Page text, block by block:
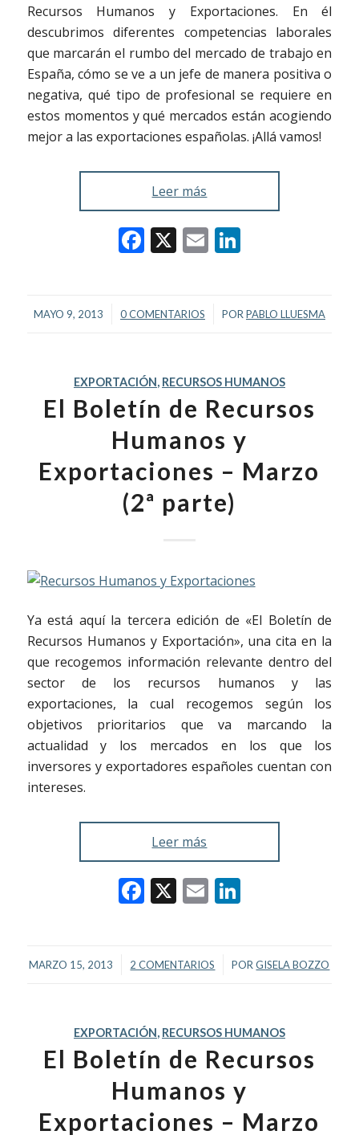
Recursos Humanos y Exportaciones. En él
descubrimos diferentes competencias laborales
que marcarán el rumbo del mercado de trabajo en
España, cómo se ve a un jefe de manera positiva o
negativa, qué tipo de profesional se requiere en
estos momentos y qué mercados están acogiendo
mejor a las exportaciones españolas. ¡Allá vamos!
Leer más
Facebook
X EmailLinkedIn
MAYO 9, 2013
/ 0 COMENTARIOS
/ POR PABLO LLUESMA
EXPORTACIÓN, RECURSOS HUMANOS
El Boletín de Recursos
Humanos y
Exportaciones – Marzo
(2ª parte)
Ya está aquí la tercera edición de «El Boletín de
Recursos Humanos y Exportación», una cita en la
que recogemos información relevante dentro del
sector de los recursos humanos y las
exportaciones, la cual recogemos según los
objetivos prioritarios que va marcando la
actualidad y los mercados en los que los
inversores y exportadores españoles cuentan con
intereses.
Leer más
Facebook
X EmailLinkedIn
MARZO 15, 2013
/ 2 COMENTARIOS
/ PORGISELA BOZZO
EXPORTACIÓN, RECURSOS HUMANOS
El Boletín de Recursos
Humanos y
Exportaciones – Marzo